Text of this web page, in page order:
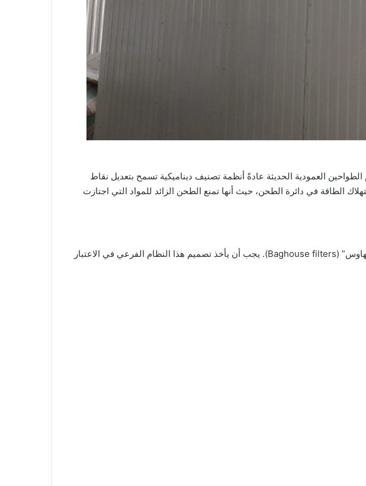
العمودية الحديثة عادةً أنظمة تصنيف ديناميكية تسمح بتعديل نقاط
الطاقة في دائرة الطحن، حيث أنها تمنع الطحن الزائد للمواد التي اجتازت
بعد عملية التصنيف، يتم جمع المنتج النهائي عن طريق استخدام أجهزة الدوامات ومرشحات نوع “باجهاوس” (Baghouse filters). يجب أن يأخذ تصميم هذا النظام الفرعي في الاعتبار